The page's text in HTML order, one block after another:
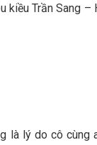
Trần Sang
lý do cô cùng